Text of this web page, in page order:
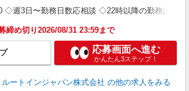
◇週3日〜勤務日数応相談 ◇22時以降の勤務は18歳
締め切り2026/08/31 23:59まで
応募画面へ進む
かんたん3ステップ！
ルートインジャパン株式会社 の他の求人をみる